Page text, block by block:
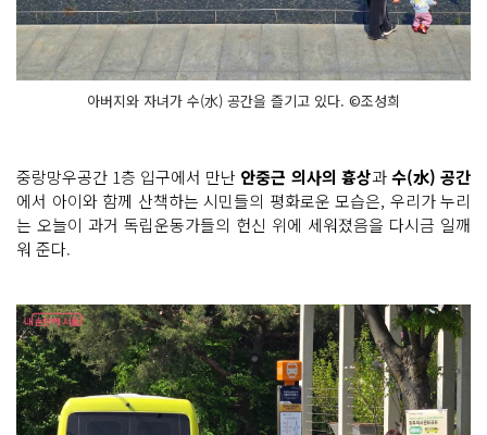
아버지와 자녀가 수(水) 공간을 즐기고 있다. ©조성희
중랑망우공간 1층 입구에서 만난 안중근 의사의 흉상과수(水) 공간
에서 아이와 함께 산책하는 시민들의 평화로운 모습은, 우리가 누리
는 오늘이 과거 독립운동가들의 헌신 위에 세워졌음을 다시금 일깨
워 준다.